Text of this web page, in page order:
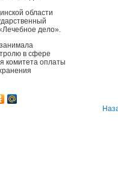
области
дело».
в сфере
комитета оплаты